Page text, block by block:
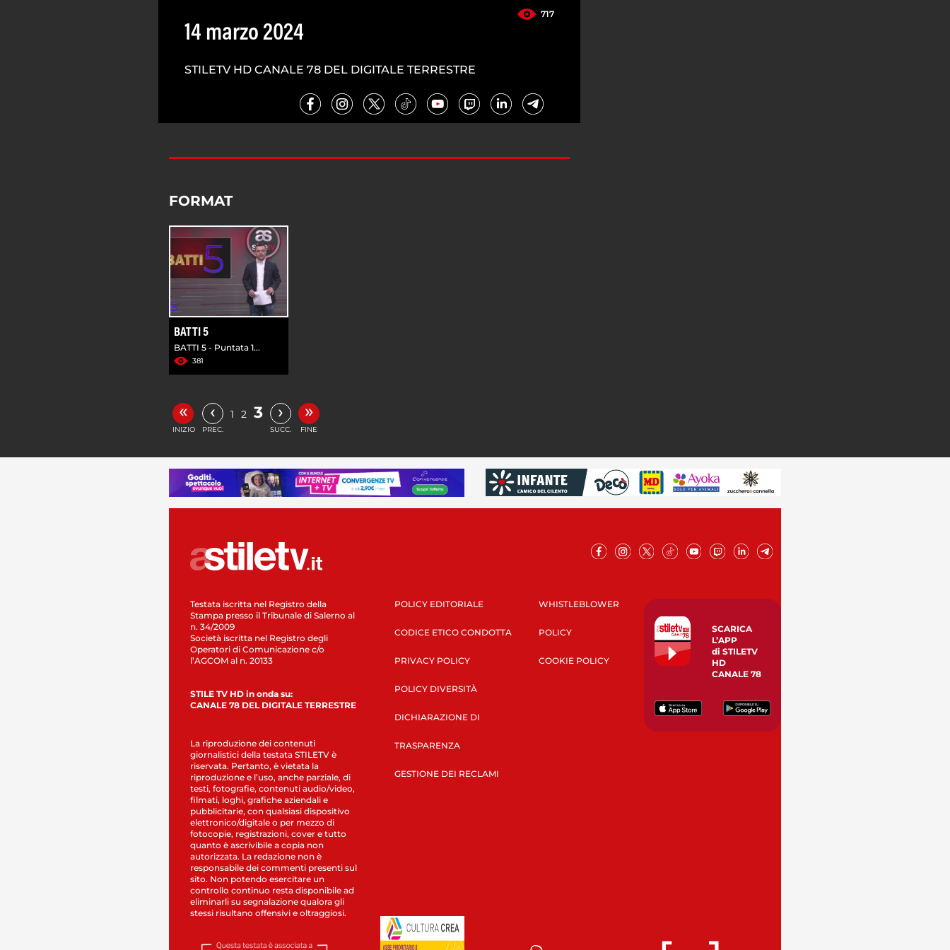
717
14 marzo 2024
STILETV HD CANALE 78 DEL DIGITALE TERRESTRE
FORMAT
BATTI 5
BATTI 5 - Puntata 1...
381
«
INIZIO
‹
PREC.
1 2 3 ›
SUCC.
»
FINE
Testata iscritta nel Registro della
Stampa presso il Tribunale di Salerno al
n. 34/2009
Società iscritta nel Registro degli
Operatori di Comunicazione c/o
l’AGCOM al n. 20133
STILE TV HD in onda su:
CANALE 78 DEL DIGITALE TERRESTRE
La riproduzione dei contenuti
giornalistici della testata STILETV è
riservata. Pertanto, è vietata la
riproduzione e l’uso, anche parziale, di
testi, fotografie, contenuti audio/video,
filmati, loghi, grafiche aziendali e
pubblicitarie, con qualsiasi dispositivo
elettronico/digitale o per mezzo di
fotocopie, registrazioni, cover e tutto
quanto è ascrivibile a copia non
autorizzata. La redazione non è
responsabile dei commenti presenti sul
sito. Non potendo esercitare un
controllo continuo resta disponibile ad
eliminarli su segnalazione qualora gli
stessi risultano offensivi e oltraggiosi.
POLICY EDITORIALE
CODICE ETICO CONDOTTA
PRIVACY POLICY
POLICY DIVERSITÀ
DICHIARAZIONE DI
TRASPARENZA
GESTIONE DEI RECLAMI
WHISTLEBLOWER
POLICY
COOKIE POLICY
SCARICA
L’APP
di STILETV
HD
CANALE 78